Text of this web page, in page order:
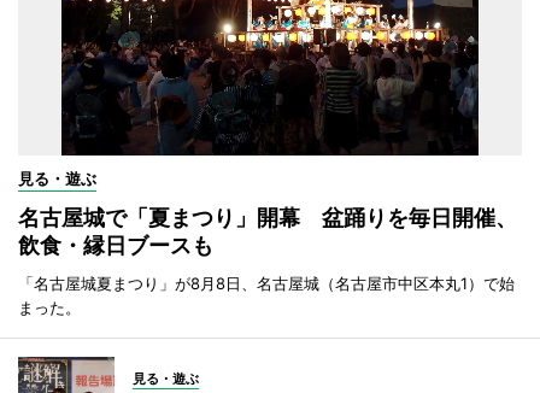
見る・遊ぶ
名古屋城で「夏まつり」開幕 盆踊りを毎日開催、
飲食・縁日ブースも
「名古屋城夏まつり」が8月8日、名古屋城（名古屋市中区本丸1）で始
まった。
見る・遊ぶ